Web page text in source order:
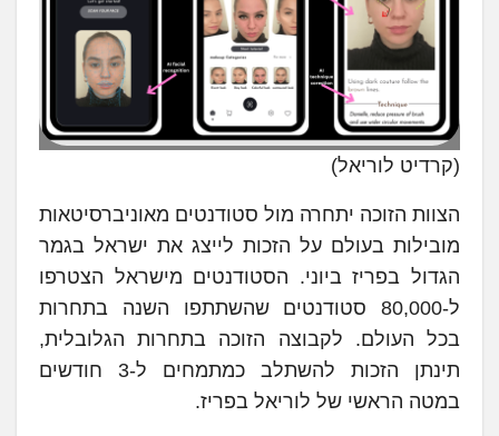
(קרדיט לוריאל)
הצוות הזוכה יתחרה מול סטודנטים מאוניברסיטאות
מובילות בעולם על הזכות לייצג את ישראל בגמר
הגדול בפריז ביוני. הסטודנטים מישראל הצטרפו
ל-80,000 סטודנטים שהשתתפו השנה בתחרות
בכל העולם. לקבוצה הזוכה בתחרות הגלובלית,
תינתן הזכות להשתלב כמתמחים ל-3 חודשים
במטה הראשי של לוריאל בפריז.